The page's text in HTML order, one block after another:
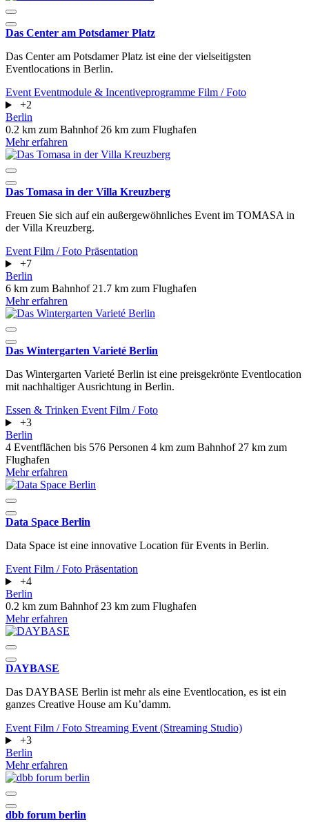
Das Center am Potsdamer Platz
Das Center am Potsdamer Platz ist eine der vielseitigsten
Eventlocations in Berlin.
Event Eventmodule & Incentiveprogramme Film / Foto
+2
Berlin
0.2 km zum Bahnhof 26 km zum Flughafen
Mehr erfahren
Das Tomasa in der Villa Kreuzberg
Freuen Sie sich auf ein außergewöhnliches Event im TOMASA in
der Villa Kreuzberg.
Event Film / Foto Präsentation
+7
Berlin
6 km zum Bahnhof 21.7 km zum Flughafen
Mehr erfahren
Das Wintergarten Varieté Berlin
Das Wintergarten Varieté Berlin ist eine preisgekrönte Eventlocation
mit nachhaltiger Ausrichtung in Berlin.
Essen & Trinken Event Film / Foto
+3
Berlin
4 Eventflächen bis 576 Personen 4 km zum Bahnhof 27 km zum
Flughafen
Mehr erfahren
Data Space Berlin
Data Space ist eine innovative Location für Events in Berlin.
Event Film / Foto Präsentation
+4
Berlin
0.2 km zum Bahnhof 23 km zum Flughafen
Mehr erfahren
DAYBASE
Das DAYBASE Berlin ist mehr als eine Eventlocation, es ist ein
ganzes Creative House am Ku’damm.
Event Film / Foto Streaming Event (Streaming Studio)
+3
Berlin
Mehr erfahren
dbb forum berlin